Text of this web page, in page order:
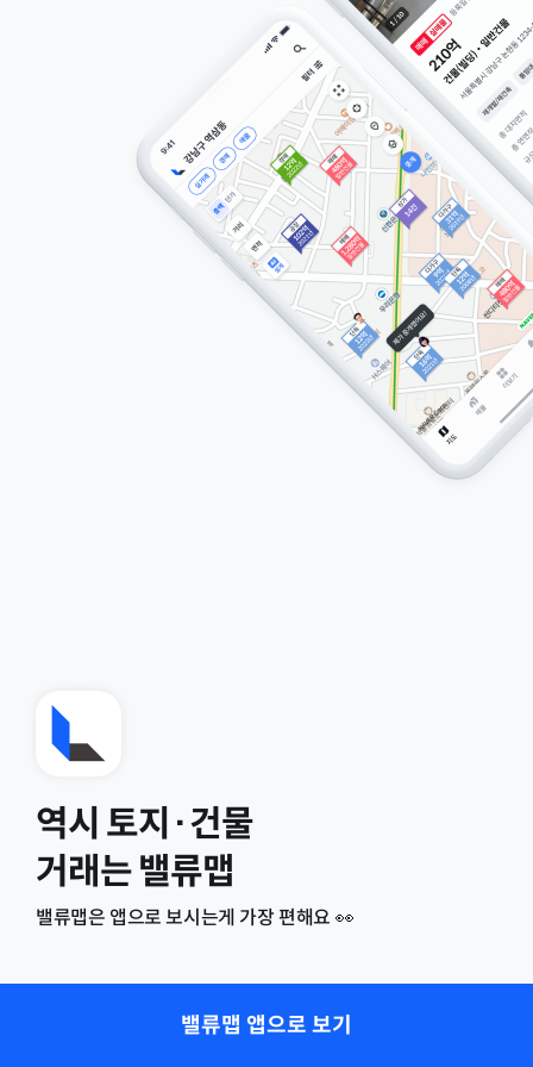
역시 토지·건물
거래는 밸류맵
밸류맵은 앱으로 보시는게 가장 편해요 👀
밸류맵 앱으로 보기